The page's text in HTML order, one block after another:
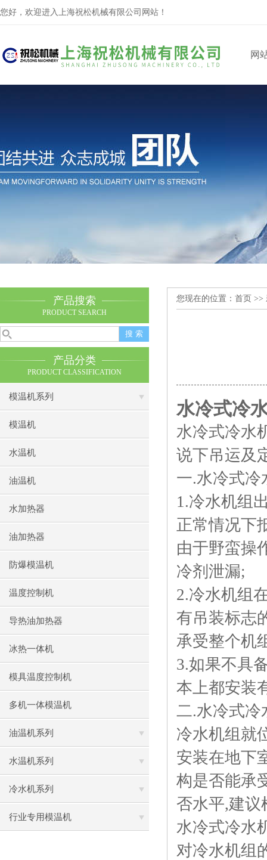
您好，欢迎进入上海祝松机械有限公司网站！
网
产品搜索
PRODUCT SEARCH
产品分类
PRODUCT CLASSIFICATION
模温机系列
模温机
水温机
油温机
水加热器
油加热器
防爆模温机
温度控制机
导热油加热器
冰热一体机
模具温度控制机
多机一体模温机
油温机系列
水温机系列
冷水机系列
行业专用模温机
您现在的位置： 首页 >>
水冷式冷
水冷式冷水
说下吊运及
一.水冷式冷
1.冷水机组
正常情况下
由于野蛮操
冷剂泄漏;
2.冷水机组
有吊装标志
承受整个机
3.如果不具
本上都安装
二.水冷式冷
冷水机组就
安装在地下
构是否能承
否水平,建议
水冷式冷水
对冷水机组